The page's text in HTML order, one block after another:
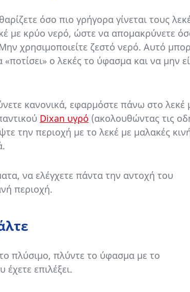
όσο πιο γρήγορα γίνεται τους
με κρύο νερό, ώστε να απομακρύνετε
χρησιμοποιείτε ζεστό νερό. Αυτό
ο λεκές το ύφασμα και να μην
κανονικά, εφαρμόστε πάνω στο λεκέ
Dixan υγρό (ακολουθώντας τις
την περιοχή με το λεκέ με μαλακές
να ελέγχετε πάντα την αντοχή του
περιοχή.
πλύσιμο, πλύντε το ύφασμα με το
επιλέξει.